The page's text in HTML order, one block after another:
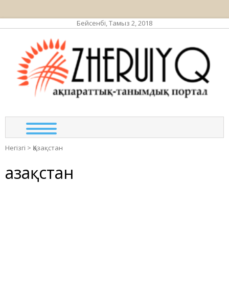
Бейсенбі, Тамыз 2, 2018
Негізгі > Қазақстан
Қазақстан